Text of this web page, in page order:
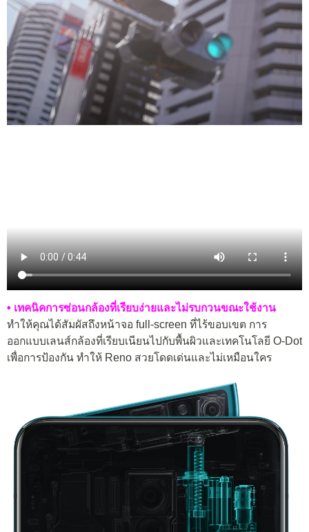
• เทคนิคการซ่อนกล้องที่เรียบง่ายและไม่รบกวนขณะใช้งาน
ทำให้คุณได้สัมผัสถึงหน้าจอ full-screen ที่ไร้ขอบเขต การ
ออกแบบเลนส์กล้องที่เรียบเนียนไปกับพื้นผิวและเทคโนโลยี O-Dot
เพื่อการป้องกัน ทำให้ Reno สวยโดดเด่นและไม่เหมือนใคร